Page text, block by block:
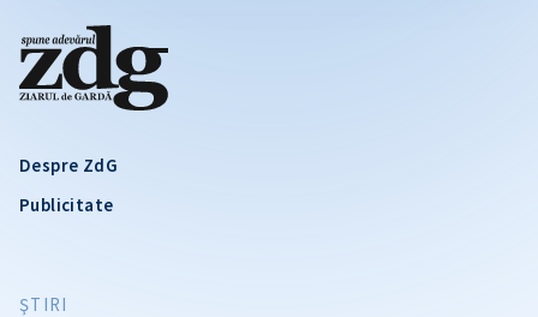
Despre ZdG
Publicitate
ŞTIRI